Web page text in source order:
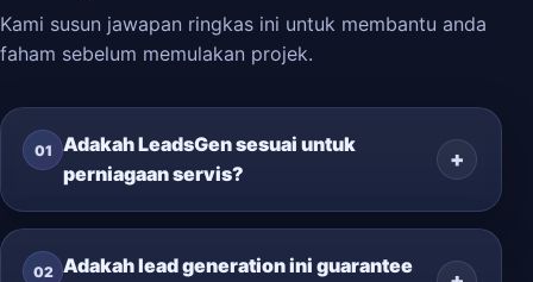
Kami susun jawapan ringkas ini untuk membantu anda
faham sebelum memulakan projek.
01
Adakah LeadsGen sesuai untuk
perniagaan servis?
02 Adakah lead generation ini guarantee